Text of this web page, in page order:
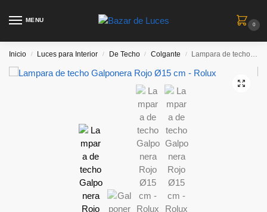
MENU
0
Inicio / Luces para Interior / De Techo / Colgante / Lampara de techo Galponera Rojo Ø15 cm – Rolux